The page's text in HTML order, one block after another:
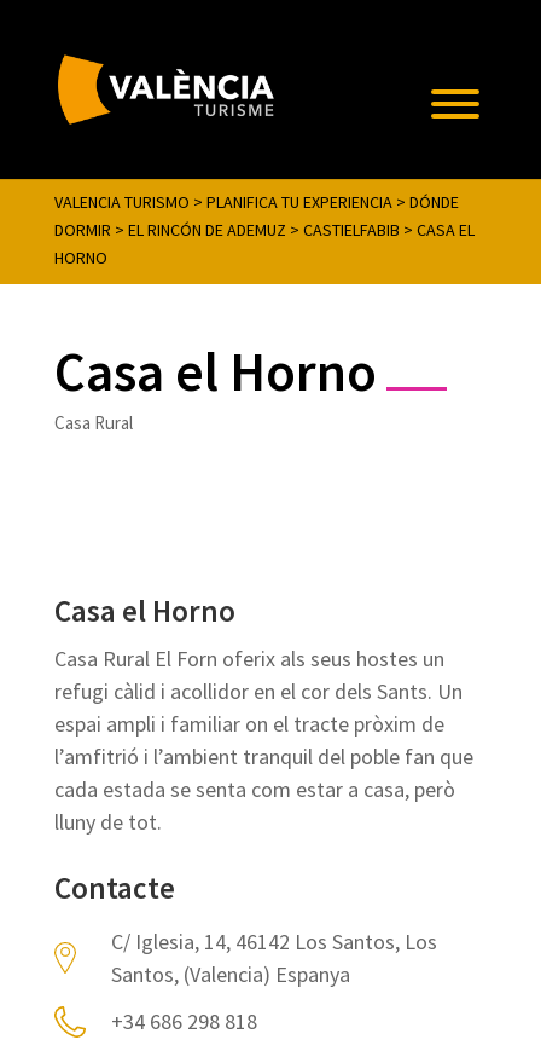
VALENCIA TURISMO > PLANIFICA TU EXPERIENCIA> DÓNDE
DORMIR > EL RINCÓN DE ADEMUZ > CASTIELFABIB > CASA EL
HORNO
Casa el Horno
Casa Rural
Casa el Horno
Casa Rural El Forn oferix als seus hostes un
refugi càlid i acollidor en el cor dels Sants. Un
espai ampli i familiar on el tracte pròxim de
l’amfitrió i l’ambient tranquil del poble fan que
cada estada se senta com estar a casa, però
lluny de tot.
Contacte
C/ Iglesia, 14, 46142 Los Santos, Los
Santos, (Valencia) Espanya
+34 686 298 818